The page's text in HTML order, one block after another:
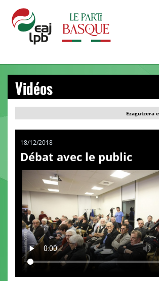
Vidéos
Ezagutzera
18/12/2018
Débat avec le public